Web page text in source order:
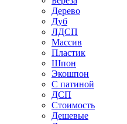
Дерево
Дуб
ЛДСП
Массив
Пластик
Шпон
Экошпон
С патиной
ДСП
Стоимость
Дешевые